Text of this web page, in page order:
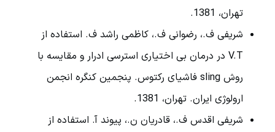
تهران، 1381.
شریفی ف.، رضوانی ف.، کاظمی راشد ف. استفاده از
V.T در درمان بی اختیاری استرسی ادرار و مقایسه با
روش sling فاشیای رکتوس. پنجمین کنگره انجمن
ارولوژی ایران. تهران، 1381.
شریفی اقدس ف.، قادریان ن.، پیوند آ. استفاده از